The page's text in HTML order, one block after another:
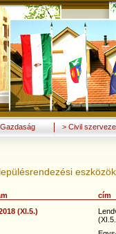
> Civil
eszközök
cím
(XI.5.)